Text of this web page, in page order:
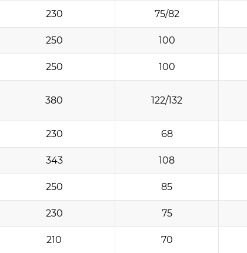
230 75/82
250 100
250 100
380 122/132
230 68
343 108
250 85
230 75
210 70